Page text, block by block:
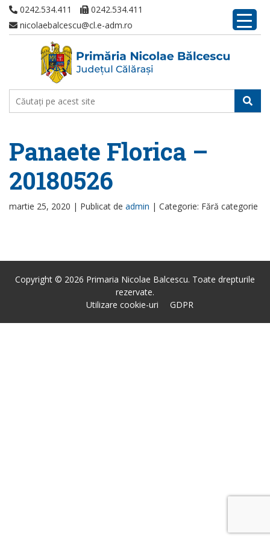
0242.534.411
0242.534.411
nicolaebalcescu@cl.e-adm.ro
Panaete Florica –
20180526
martie 25, 2020 | Publicat de admin | Categorie: Fără categorie
Copyright © 2026 Primaria Nicolae Balcescu. Toate drepturile
rezervate.
Utilizare cookie-uri
GDPR